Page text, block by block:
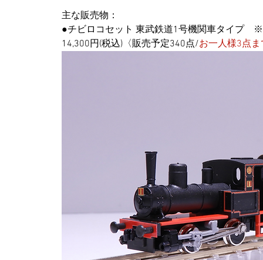
主な販売物：
●チビロコセット 東武鉄道1号機関車タイプ　
14,300円(税込)〈販売予定340点/お一人様3点ま